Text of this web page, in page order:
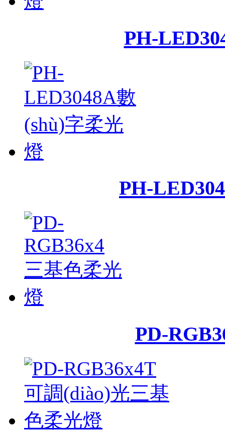
PH-
PH-
PD-